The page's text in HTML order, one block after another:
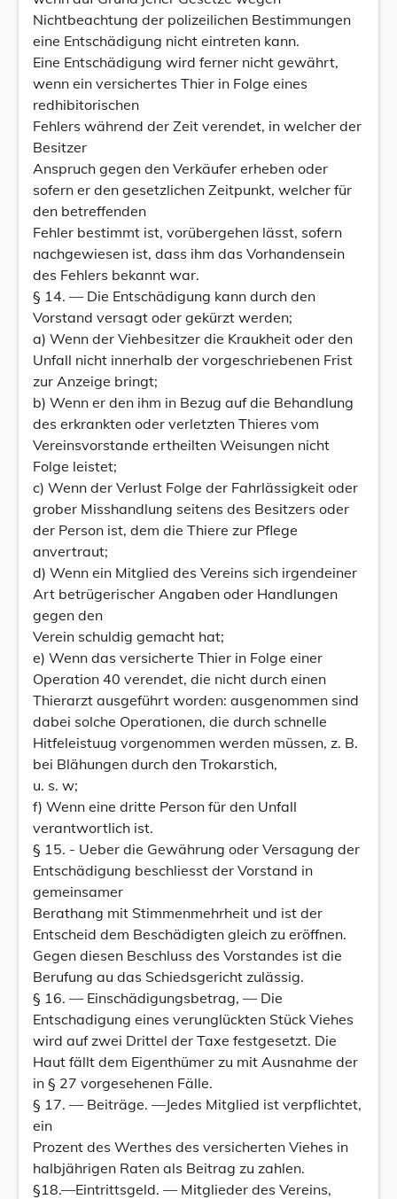
Nichtbeachtung der polizeilichen Bestimmungen
eine Entschädigung nicht eintreten kann.
Eine Entschädigung wird ferner nicht gewährt,
wenn ein versichertes Thier in Folge eines
redhibitorischen
Fehlers während der Zeit verendet, in welcher der
Besitzer
Anspruch gegen den Verkäufer erheben oder
sofern er den gesetzlichen Zeitpunkt, welcher für
den betreffenden
Fehler bestimmt ist, vorübergehen lässt, sofern
nachgewiesen ist, dass ihm das Vorhandensein
des Fehlers bekannt war.
§ 14. — Die Entschädigung kann durch den
Vorstand versagt oder gekürzt werden;
a) Wenn der Viehbesitzer die Kraukheit oder den
Unfall nicht innerhalb der vorgeschriebenen Frist
zur Anzeige bringt;
b) Wenn er den ihm in Bezug auf die Behandlung
des erkrankten oder verletzten Thieres vom
Vereinsvorstande ertheilten Weisungen nicht
Folge leistet;
c) Wenn der Verlust Folge der Fahrlässigkeit oder
grober Misshandlung seitens des Besitzers oder
der Person ist, dem die Thiere zur Pflege
anvertraut;
d) Wenn ein Mitglied des Vereins sich irgendeiner
Art betrügerischer Angaben oder Handlungen
gegen den
Verein schuldig gemacht hat;
e) Wenn das versicherte Thier in Folge einer
Operation 40 verendet, die nicht durch einen
Thierarzt ausgeführt worden: ausgenommen sind
dabei solche Operationen, die durch schnelle
Hitfeleistuug vorgenommen werden müssen, z. B.
bei Blähungen durch den Trokarstich,
u. s. w;
f) Wenn eine dritte Person für den Unfall
verantwortlich ist.
§ 15. - Ueber die Gewährung oder Versagung der
Entschädigung beschliesst der Vorstand in
gemeinsamer
Berathang mit Stimmenmehrheit und ist der
Entscheid dem Beschädigten gleich zu eröffnen.
Gegen diesen Beschluss des Vorstandes ist die
Berufung au das Schiedsgericht zulässig.
§ 16. — Einschädigungsbetrag, — Die
Entschadigung eines verunglückten Stück Viehes
wird auf zwei Drittel der Taxe festgesetzt. Die
Haut fällt dem Eigenthümer zu mit Ausnahme der
in § 27 vorgesehenen Fälle.
§ 17. — Beiträge. —Jedes Mitglied ist verpflichtet,
ein
Prozent des Werthes des versicherten Viehes in
halbjährigen Raten als Beitrag zu zahlen.
§18.—Eintrittsgeld. — Mitglieder des Vereins,